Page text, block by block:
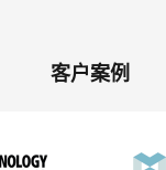
客户案例